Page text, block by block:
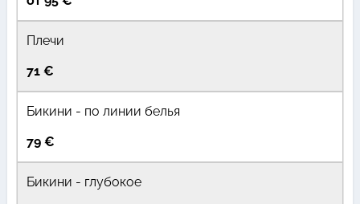
Плечи
71 €
Бикини - по линии белья
79 €
Бикини - глубокое